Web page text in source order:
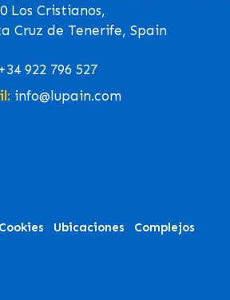
Los Cristianos,
Cruz de Tenerife, Spain
+34 922 796 527
info@lupain.com
Ubicaciones Complejos